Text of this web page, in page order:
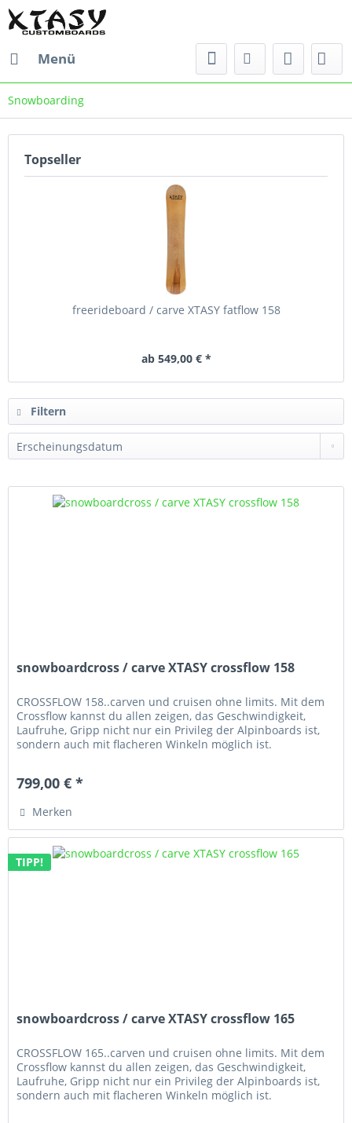
Menü
Snowboarding
Topseller
freerideboard / carve XTASY fatflow 158
ab 549,00 € *
Filtern
snowboardcross / carve XTASY crossflow 158
CROSSFLOW 158..carven und cruisen ohne limits. Mit dem
Crossflow kannst du allen zeigen, das Geschwindigkeit,
Laufruhe, Gripp nicht nur ein Privileg der Alpinboards ist,
sondern auch mit flacheren Winkeln möglich ist.
799,00 € *
Merken
TIPP!
snowboardcross / carve XTASY crossflow 165
CROSSFLOW 165..carven und cruisen ohne limits. Mit dem
Crossflow kannst du allen zeigen, das Geschwindigkeit,
Laufruhe, Gripp nicht nur ein Privileg der Alpinboards ist,
sondern auch mit flacheren Winkeln möglich ist.